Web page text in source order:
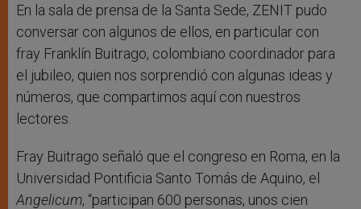
En la sala de prensa de la Santa Sede, ZENIT pudo
conversar con algunos de ellos, en particular con
fray Franklín Buitrago, colombiano coordinador para
el jubileo, quien nos sorprendió con algunas ideas y
números, que compartimos aquí con nuestros
lectores.
Fray Buitrago señaló que el congreso en Roma, en la
Universidad Pontificia Santo Tomás de Aquino, el
Angelicum, “participan 600 personas, unos cien